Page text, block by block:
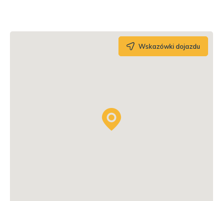
Wskazówki dojazdu